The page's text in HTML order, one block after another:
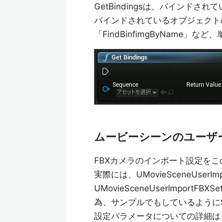
GetBindingsは、バインドされて
バインドされているオブジェク
「FindBinfimgByName」など
ムービーシーンのユー
FBXカメラのインポート設定を
実際には、
為、サンプルでもしているよう
設定パラメータについての詳細